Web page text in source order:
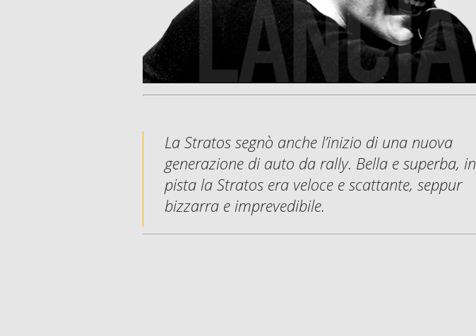
La Stratos segnò anche l’inizio di una nuova
generazione di auto da rally. Bella e superba, in
pista la Stratos era veloce e scattante, seppur
bizzarra e imprevedibile.